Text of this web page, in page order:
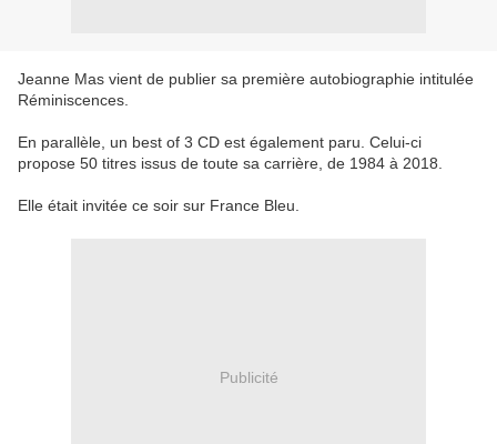
Jeanne Mas vient de publier sa première autobiographie intitulée
Réminiscences.
En parallèle, un best of 3 CD est également paru. Celui-ci
propose 50 titres issus de toute sa carrière, de 1984 à 2018.
Elle était invitée ce soir sur France Bleu.
Publicité